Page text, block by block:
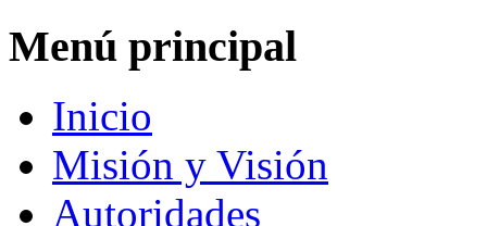
Menú principal
Inicio
Misión y Visión
Autoridades